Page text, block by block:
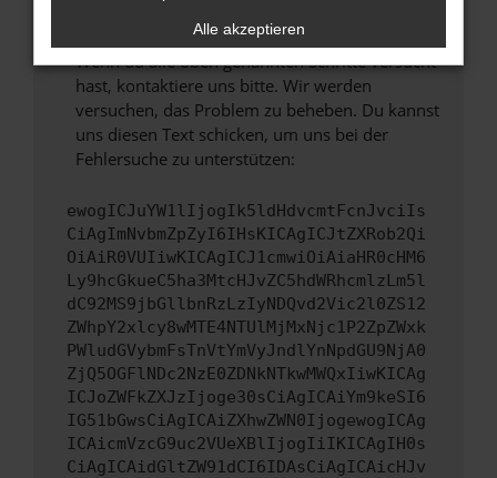
Wende dich an den Webseitenbetreiber.
Wenn du alle oben genannten Schritte versucht
hast, kontaktiere uns bitte. Wir werden
versuchen, das Problem zu beheben. Du kannst
uns diesen Text schicken, um uns bei der
Fehlersuche zu unterstützen:
ewogICJuYW1lIjogIk5ldHdvcmtFcnJvciIs
CiAgImNvbmZpZyI6IHsKICAgICJtZXRob2Qi
OiAiR0VUIiwKICAgICJ1cmwiOiAiaHR0cHM6
Ly9hcGkueC5ha3MtcHJvZC5hdWRhcmlzLm5l
dC92MS9jbGllbnRzLzIyNDQvd2Vic2l0ZS12
ZWhpY2xlcy8wMTE4NTUlMjMxNjc1P2ZpZWxk
PWludGVybmFsTnVtYmVyJndlYnNpdGU9NjA0
ZjQ5OGFlNDc2NzE0ZDNkNTkwMWQxIiwKICAg
ICJoZWFkZXJzIjoge30sCiAgICAiYm9keSI6
IG51bGwsCiAgICAiZXhwZWN0IjogewogICAg
ICAicmVzcG9uc2VUeXBlIjogIiIKICAgIH0s
CiAgICAidGltZW91dCI6IDAsCiAgICAicHJv
Alle akzeptieren